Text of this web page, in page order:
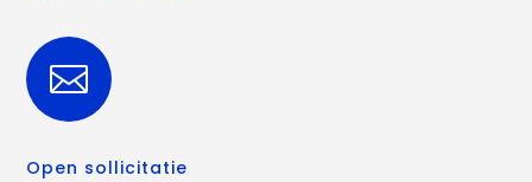

Open sollicitatie